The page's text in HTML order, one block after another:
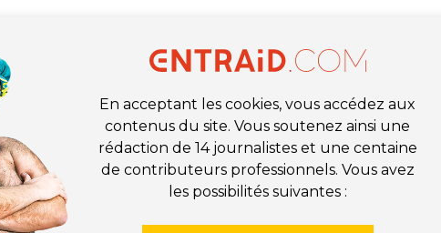
En acceptant les cookies, vous accédez aux
contenus du site. Vous soutenez ainsi une
rédaction de 14 journalistes et une centaine
de contributeurs professionnels. Vous avez
les possibilités suivantes :